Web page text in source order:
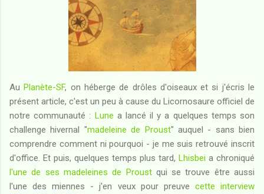
AuPlanète-SF, on héberge de drôles d'oiseaux et si j'écris le
présent article, c'est un peu à cause du Licornosaure officiel de
notre communauté : Lune a lancé il y a quelques temps son
challenge hivernal "madeleine de Proust" auquel - sans bien
comprendre comment ni pourquoi - je me suis retrouvé inscrit
d'office. Et puis, quelques temps plus tard, Lhisbei a chroniqué
l'une de ses madeleines de Proustqui se trouve être aussi
l'une des miennes - j'en veux pour preuve cette interview